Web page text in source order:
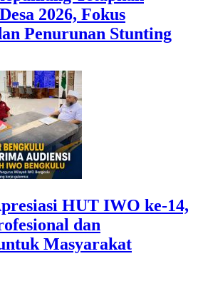
2026, Fokus
Penurunan Stunting
HUT IWO ke-14,
dan
Masyarakat